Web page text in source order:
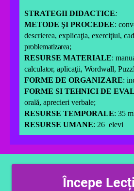
STRATEGII DIDACTICE:
METODE ŞI PROCEDEE:
descrierea, explicaţia, exerciţiul,
problematizarea;
RESURSE MATERIALE:
calculator, aplicaţii, Wordwall,
FORME DE ORGANIZARE:
FORME SI TEHNICI DE
orală, aprecieri verbale;
RESURSE TEMPORALE: 35
RESURSE UMANE: 26 elevi
Începe